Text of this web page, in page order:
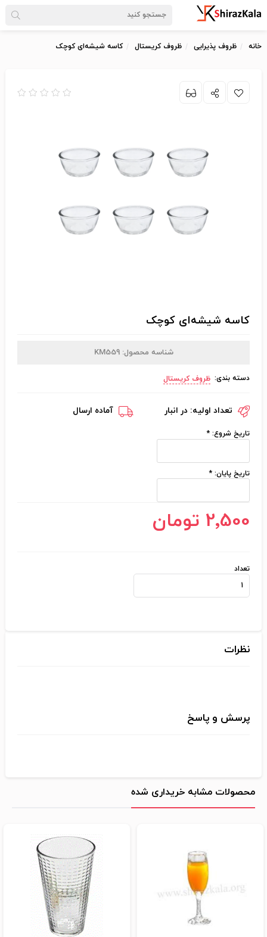
خانه ظروف پذیرایی ظروف کریستال کاسه شیشه‌ای کوچک
کاسه شیشه‌ای کوچک
شناسه محصول: KM559
دسته بندی: ظروف کریستال
تعداد اولیه: در انبار آماده ارسال
تاریخ شروع: *
تاریخ پایان: *
2٬500 تومان
تعداد
نظرات
پرسش و پاسخ
محصولات مشابه خریداری شده